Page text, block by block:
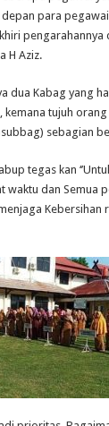
para
H Aziz.
dua Kabag yang
kemana tujuh
sebagian
tegas kan
waktu dan Semua
Kebersihan